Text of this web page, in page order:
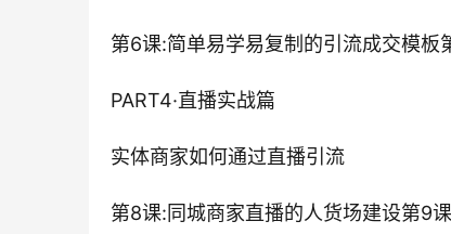
第6课:简单易学易复制的引流成交模板
PART4·直播实战篇
实体商家如何通过直播引流
第8课:同城商家直播的人货场建设第9